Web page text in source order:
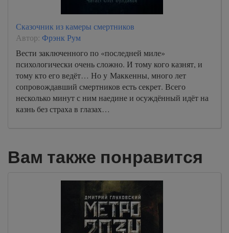
Сказочник из камеры смертников
Автор: Фрэнк Рум
Вести заключенного по «последней миле»
психологически очень сложно. И тому кого казнят, и
тому кто его ведёт… Но у Маккенны, много лет
сопровождавший смертников есть секрет. Всего
несколько минут с ним наедине и осуждённый идёт на
казнь без страха в глазах…
Вам также понравится